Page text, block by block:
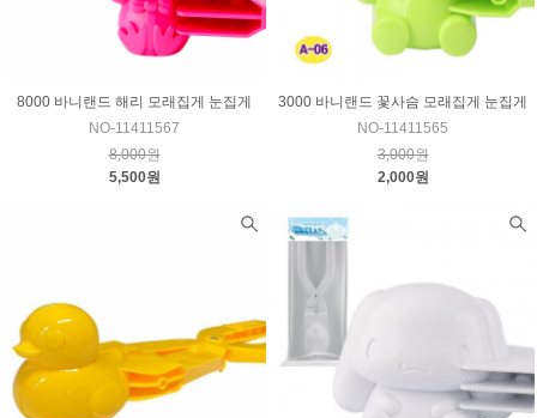
8000 바니랜드 해리 모래집게 눈집게
NO-11411567
8,000원
5,500원
3000 바니랜드 꽃사슴 모래집게 눈집게
NO-11411565
3,000원
2,000원